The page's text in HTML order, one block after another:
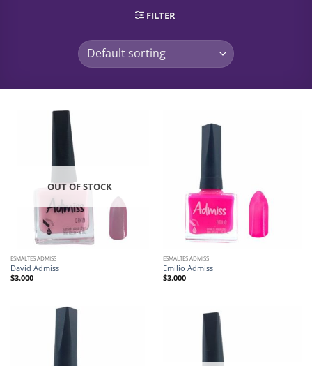
FILTER
OUT OF STOCK
ESMALTES ADMISS
David Admiss
$3.000
ESMALTES ADMISS
Emilio Admiss
$3.000